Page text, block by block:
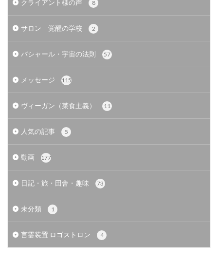
クライアント様の声 8
サロン 覚醒の学校 2
バシャール・宇宙の法則 57
メッセージ 115
ヴィーガン（菜食主義） 11
人気の記事 5
動画 177
日記・旅・田舎・趣味 73
未分類 1
言霊装置 ロゴストロン 4